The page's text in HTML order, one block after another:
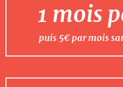
1 mois
puis 5€ par mois